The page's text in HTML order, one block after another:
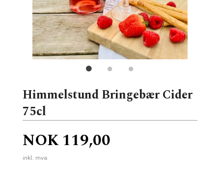
Himmelstund Bringebær Cider
75cl
Pris
NOK119,00
inkl. mva.